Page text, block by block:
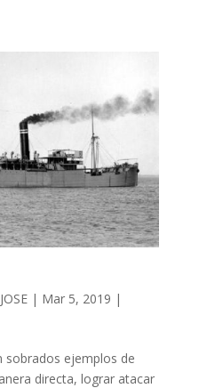
| Mar 5, 2019 |
sobrados ejemplos de
directa, lograr atacar